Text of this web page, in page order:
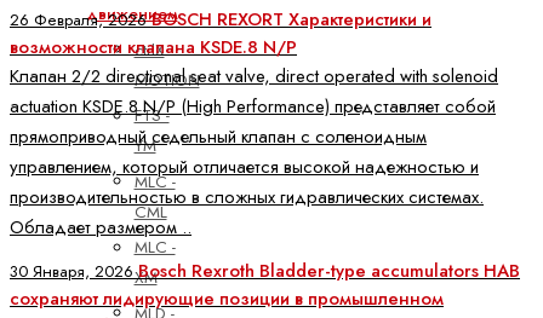
движением
ctrlX
MOTION
FTS -
YM
MLC -
CML
MLC -
XM
MLD -
26 Февраля, 2026BOSCH REXORT Характеристики и
возможности клапана KSDE.8 N/P
Клапан 2/2 directional seat valve, direct operated with solenoid
actuation KSDE.8 N/P (High Performance) представляет собой
прямоприводный седельный клапан с соленоидным
управлением, который отличается высокой надежностью и
производительностью в сложных гидравлических системах.
Обладает размером ..
30 Января, 2026Bosch Rexroth Bladder-type accumulators HAB
сохраняют лидирующие позиции в промышленном